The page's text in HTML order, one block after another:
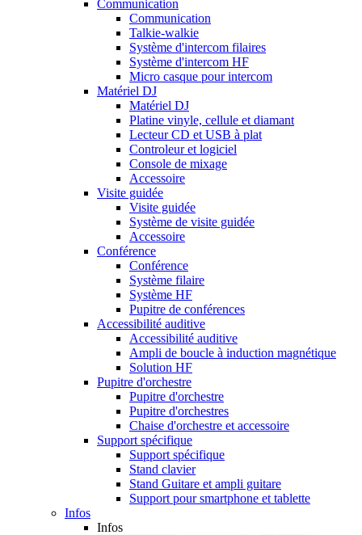
Communication
Communication
Talkie-walkie
Système d'intercom filaires
Système d'intercom HF
Micro casque pour intercom
Matériel DJ
Matériel DJ
Platine vinyle, cellule et diamant
Lecteur CD et USB à plat
Controleur et logiciel
Console de mixage
Accessoire
Visite guidée
Visite guidée
Système de visite guidée
Accessoire
Conférence
Conférence
Système filaire
Système HF
Pupitre de conférences
Accessibilité auditive
Accessibilité auditive
Ampli de boucle à induction magnétique
Solution HF
Pupitre d'orchestre
Pupitre d'orchestre
Pupitre d'orchestres
Chaise d'orchestre et accessoire
Support spécifique
Support spécifique
Stand clavier
Stand Guitare et ampli guitare
Support pour smartphone et tablette
Infos
Infos